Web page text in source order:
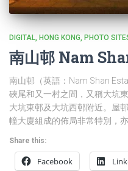
DIGITAL HONG KONG PHOTO
南山邨 Nam
南山邨（英語：Nam Shan
硤尾和又一村之間，又稱大坑
大坑東邨及大坑西邨附近。屋
幢大廈組成的佈局非常特別，
Share this:
Facebook